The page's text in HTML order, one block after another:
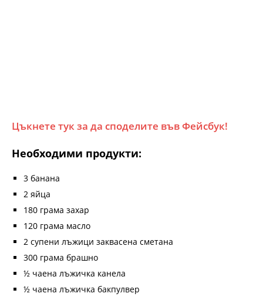
Цъкнете тук за да споделите във Фейсбук!
Необходими продукти:
3 банана
2 яйца
180 грама захар
120 грама масло
2 супени лъжици заквасена сметана
300 грама брашно
½ чаена лъжичка канела
½ чаена лъжичка бакпулвер